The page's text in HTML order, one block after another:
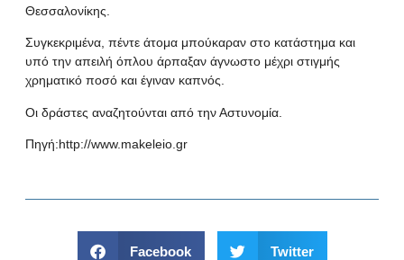
Θεσσαλονίκης.
Συγκεκριμένα, πέντε άτομα μπούκαραν στο κατάστημα και
υπό την απειλή όπλου άρπαξαν άγνωστο μέχρι στιγμής
χρηματικό ποσό και έγιναν καπνός.
Οι δράστες αναζητούνται από την Αστυνομία.
Πηγή:http://www.makeleio.gr
Facebook Twitter